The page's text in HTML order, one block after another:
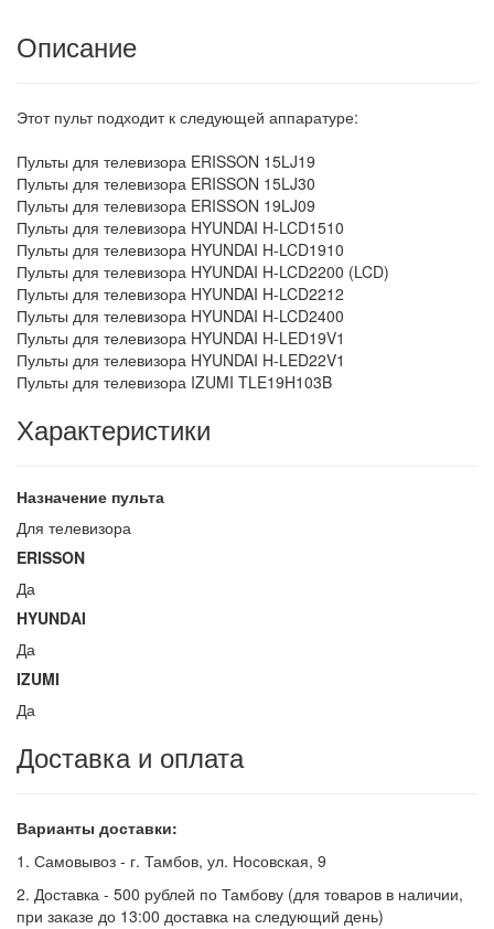
Описание
Этот пульт подходит к следующей аппаратуре:
Пульты для телевизора ERISSON 15LJ19
Пульты для телевизора ERISSON 15LJ30
Пульты для телевизора ERISSON 19LJ09
Пульты для телевизора HYUNDAI H-LCD1510
Пульты для телевизора HYUNDAI H-LCD1910
Пульты для телевизора HYUNDAI H-LCD2200 (LCD)
Пульты для телевизора HYUNDAI H-LCD2212
Пульты для телевизора HYUNDAI H-LCD2400
Пульты для телевизора HYUNDAI H-LED19V1
Пульты для телевизора HYUNDAI H-LED22V1
Пульты для телевизора IZUMI TLE19H103B
Характеристики
Назначение пульта
Для телевизора
ERISSON
Да
HYUNDAI
Да
IZUMI
Да
Доставка и оплата
Варианты доставки:
1. Самовывоз - г. Тамбов, ул. Носовская, 9
2. Доставка - 500 рублей по Тамбову (для товаров в наличии,
при заказе до 13:00 доставка на следующий день)